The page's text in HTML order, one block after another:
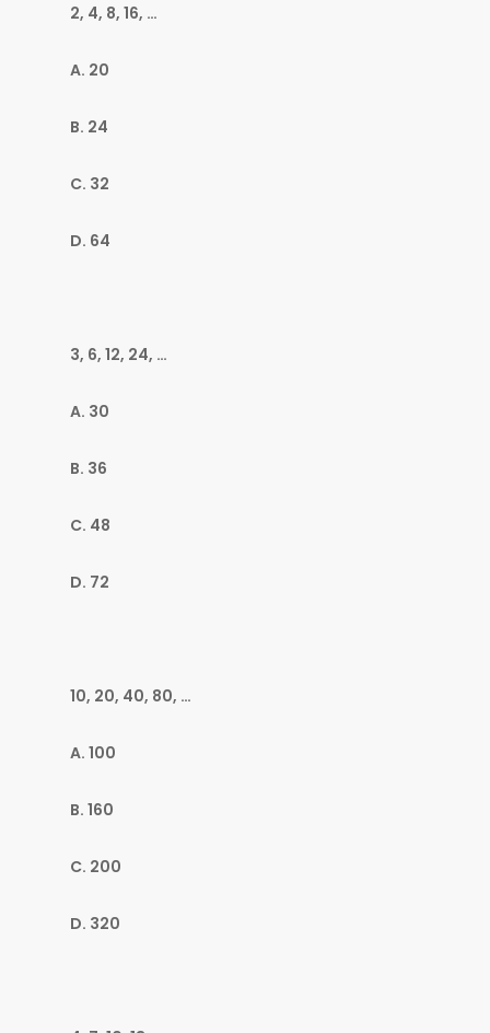
2, 4, 8, 16, …
A. 20
B. 24
C. 32
D. 64
3, 6, 12, 24, …
A. 30
B. 36
C. 48
D. 72
10, 20, 40, 80, …
A. 100
B. 160
C. 200
D. 320